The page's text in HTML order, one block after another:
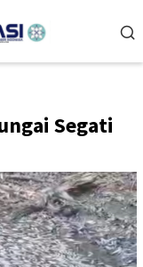
Segati